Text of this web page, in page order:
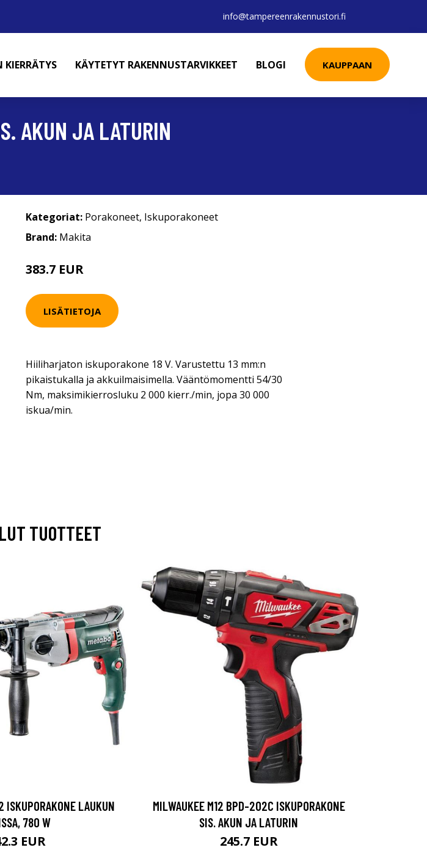
info@tampereenrakennustori.fi
KIERRÄTYS KÄYTETYT RAKENNUSTARVIKKEET BLOGI KAUPPAAN
AKUN JA LATURIN
Kategoriat: Porakoneet, Iskuporakoneet
Brand: Makita
383.7 EUR
LISÄTIETOJA
Hiiliharjaton iskuporakone 18 V. Varustettu 13 mm:n
pikaistukalla ja akkuilmaisimella. Vääntömomentti 54/30
Nm, maksimikierrosluku 2 000 kierr./min, jopa 30 000
iskua/min.
TUOTTEET
ISKUPORAKONE LAUKUN
780 W
EUR
MILWAUKEE M12 BPD-202C ISKUPORAKONE
SIS. AKUN JA LATURIN
245.7 EUR